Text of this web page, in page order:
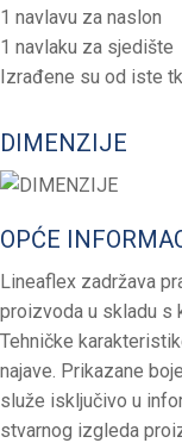
1 navlavu za naslon
1 navlaku za sjedište
Izrađene su od iste
DIMENZIJE
OPĆE
Lineaflex zadržava
proizvoda u skladu s
Tehničke
najave. Prikazane
služe isključivo u
stvarnog izgleda